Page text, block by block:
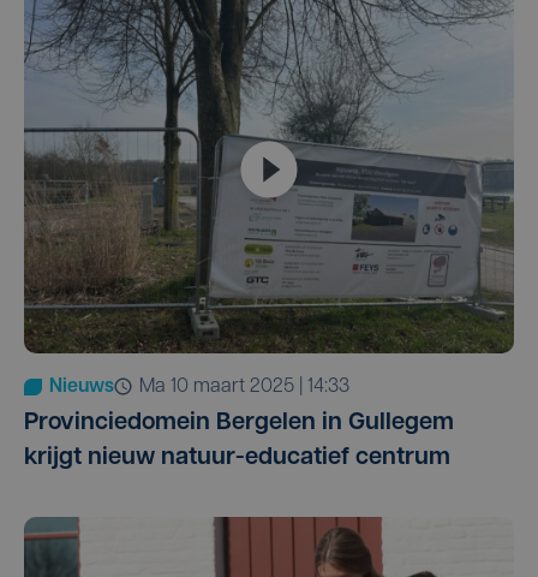
Nieuws ma 10 maart 2025 | 14:33
Provinciedomein Bergelen in Gullegem
krijgt nieuw natuur-educatief centrum